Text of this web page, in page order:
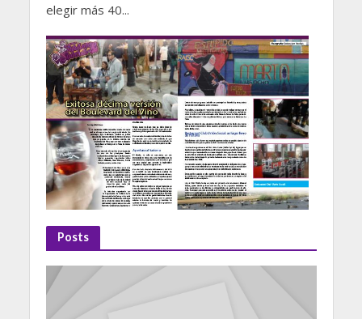
elegir más 40...
Posts